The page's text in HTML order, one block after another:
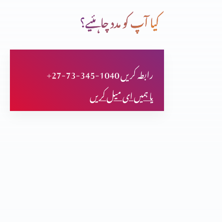
شناخت نامہ حصہ 1
طرح طرح کی خدمتیں
کیا آپ کو مدد چاہئیے؟
+27-73-345-1040 رابطہ کریں
یا ہمیں ای میل کریں